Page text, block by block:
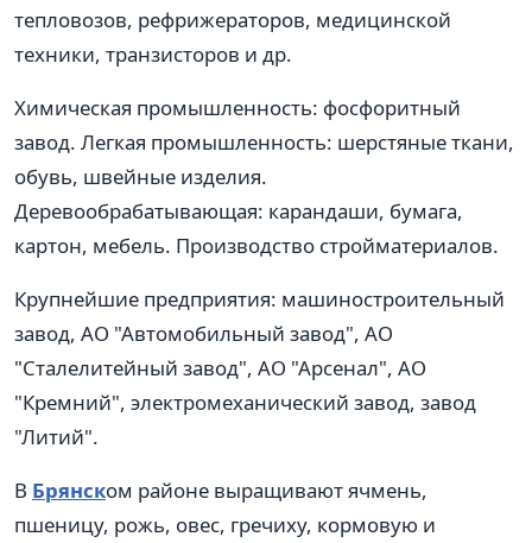
тепловозов, рефрижераторов, медицинской
техники, транзисторов и др.
Химическая промышленность: фосфоритный
завод. Легкая промышленность: шерстяные ткани,
обувь, швейные изделия.
Деревообрабатывающая: карандаши, бумага,
картон, мебель. Производство стройматериалов.
Крупнейшие предприятия: машиностроительный
завод, АО "Автомобильный завод", АО
"Сталелитейный завод", АО "Арсенал", АО
"Кремний", электромеханический завод, завод
"Литий".
В Брянском районе выращивают ячмень,
пшеницу, рожь, овес, гречиху, кормовую и